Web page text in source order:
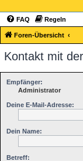
FAQ Regeln
Foren-Übersicht
Kontakt mit
Empfänger:
Administrator
Deine E-Mail-Adresse:
Dein Name:
Betreff: